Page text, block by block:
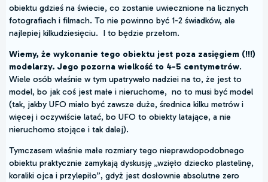
obiektu gdzieś na świecie, co zostanie uwiecznione na licznych
fotografiach i filmach. To nie powinno być 1-2 świadków, ale
najlepiej kilkudziesięciu. I to będzie przełom.
Wiemy, że wykonanie tego obiektu jest poza zasięgiem (!!!)
modelarzy. Jego pozorna wielkość to 4-5 centymetrów.
Wiele osób właśnie w tym upatrywało nadziei na to, że jest to
model, bo jak coś jest małe i nieruchome, no to musi być model
(tak, jakby UFO miało być zawsze duże, średnica kilku metrów i
więcej i oczywiście latać, bo UFO to obiekty latające, a nie
nieruchomo stojące i tak dalej).
Tymczasem właśnie małe rozmiary tego nieprawdopodobnego
obiektu praktycznie zamykają dyskusję „wzięło dziecko plastelinę,
koraliki ojca i przylepiło”, gdyż jest dosłownie absolutne zero